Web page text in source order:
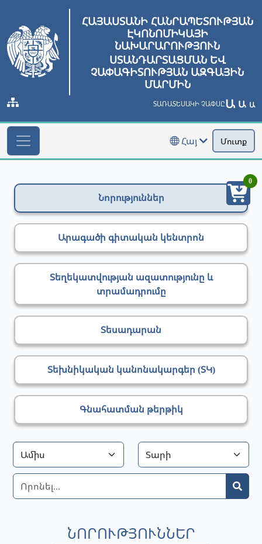
ՀԱՅԱՍՏԱՆԻ ՀԱՆՐԱՊԵՏՈՒԹՅԱՆ
ԷԿՈՆՈՄԻԿԱՅԻ
ՆԱԽԱՐԱՐՈՒԹՅՈՒՆ
ՍՏԱՆԴԱՐՏԱՑՄԱՆ ԵՎ
ՉԱՓԱԳԻՏՈՒԹՅԱՆ ԱԶԳԱՅԻՆ
ՄԱՐՄԻՆ
ՏԱՌԱՏԵՍԱԿԻ ՉԱՓՍԸԱ Ա Ա
Հայ Մուտք
Նորություններ
Արագածի գիտական կենտրոն
Տեղեկատվության ազատությունը և
տրամադրումը
Տեսադարան
Տեխնիկական կանոնակարգեր (ՏԿ)
Գնահատման թերթիկ
ՆՈՐՈՒԹՅՈՒՆՆԵՐ
0